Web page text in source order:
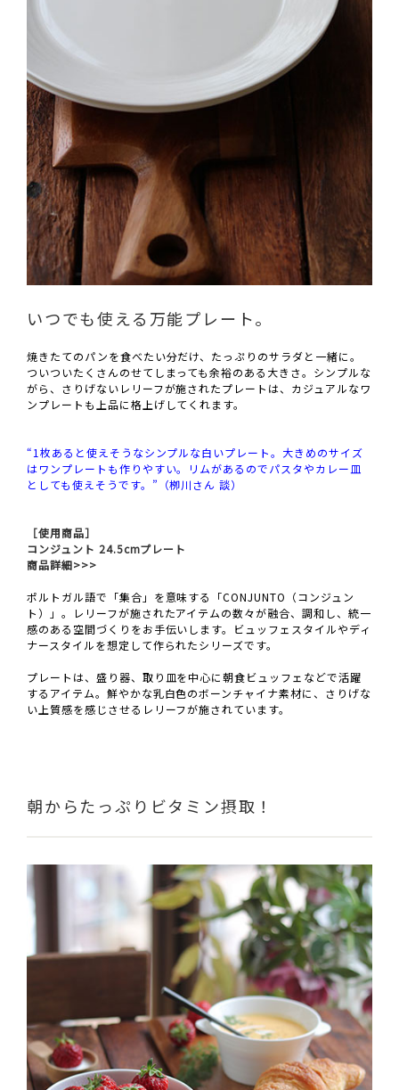
いつでも使える万能プレート。
焼きたてのパンを食べたい分だけ、たっぷりのサラダと一緒に。
ついついたくさんのせてしまっても余裕のある大きさ。シンプルな
がら、さりげないレリーフが施されたプレートは、カジュアルなワ
ンプレートも上品に格上げしてくれます。
“1枚あると使えそうなシンプルな白いプレート。大きめのサイズ
はワンプレートも作りやすい。リムがあるのでパスタやカレー皿
としても使えそうです。”（栁川さん 談）
［使用商品］
コンジュント 24.5cmプレート
商品詳細>>>
ポルトガル語で「集合」を意味する「CONJUNTO（コンジュン
ト）」。レリーフが施されたアイテムの数々が融合、調和し、統一
感のある空間づくりをお手伝いします。ビュッフェスタイルやディ
ナースタイルを想定して作られたシリーズです。
プレートは、盛り器、取り皿を中心に朝食ビュッフェなどで活躍
するアイテム。鮮やかな乳白色のボーンチャイナ素材に、さりげな
い上質感を感じさせるレリーフが施されています。
朝からたっぷりビタミン摂取！